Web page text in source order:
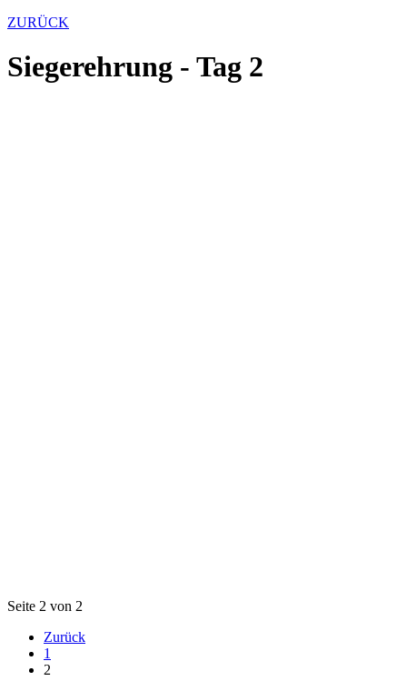
ZURÜCK
Siegerehrung - Tag 2
Seite 2 von 2
Zurück
1
2